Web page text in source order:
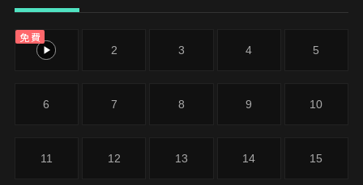
免費
1 2 3 4 5
6 7 8 9 10
11 12 13 14 15